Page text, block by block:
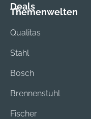
Deals
Themenwelten
Qualitas
Stahl
Bosch
Brennenstuhl
Fischer